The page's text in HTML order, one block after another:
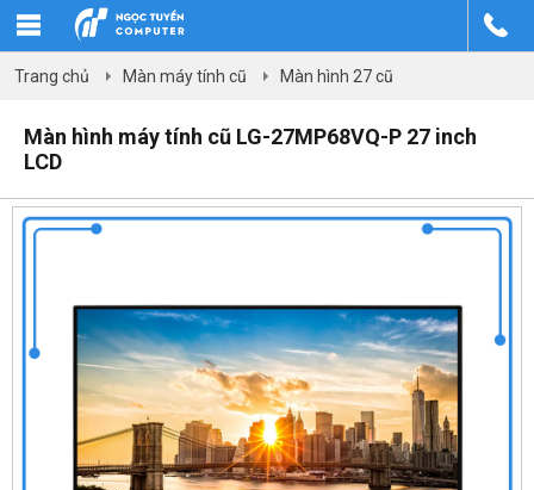
Trang chủ Màn máy tính cũ Màn hình 27 cũ
Màn hình máy tính cũ LG-27MP68VQ-P 27 inch
LCD